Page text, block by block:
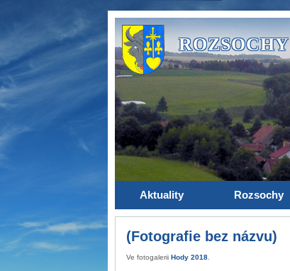
ROZSOCHY
Aktuality Rozsochy
(Fotografie bez názvu)
Ve fotogalerii Hody 2018